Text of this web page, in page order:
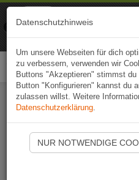
Naviki
Datenschutzhinweis
Um unsere Webseiten für dich
zu verbessern, verwenden wir
Buttons "Akzeptieren" stimmst du
Button "Konfigurieren" kannst du
zulassen willst. Weitere
Datenschutzerklärung.
NUR NOTWENDIGE
Naviki